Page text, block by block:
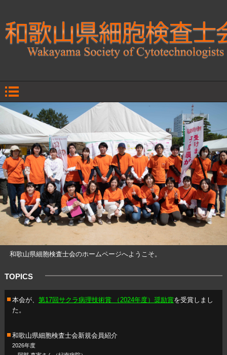
和歌山県細胞検査士会のホームページへようこそ。
TOPICS
本会が、 第17回サクラ病理技術賞 （2024年度）奨励賞を受賞しまし
た。
和歌山県細胞検査士会新規会員紹介
2026年度